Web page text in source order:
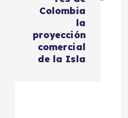
Colombia
la
proyección
comercial
de la Isla